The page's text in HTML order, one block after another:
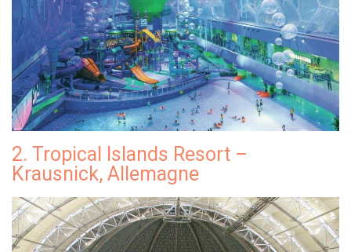
2. Tropical Islands Resort –
Krausnick, Allemagne